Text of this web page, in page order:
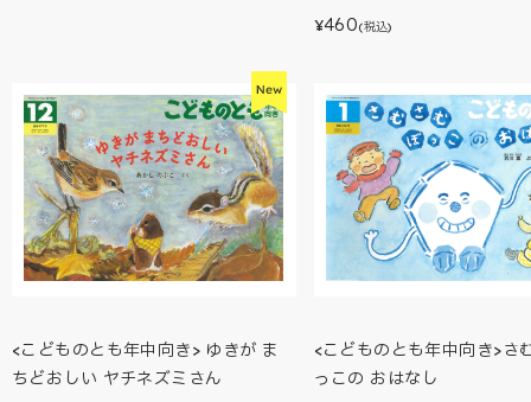
¥460(税込)
<こどものとも年中向き> ゆきが ま
ちどおしい ヤチネズミさん
<こどものとも年中向き>さ
っこの おはなし